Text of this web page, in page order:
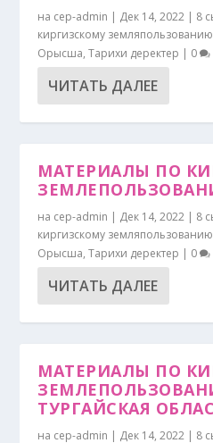
на cep-admin | Дек 14, 2022 | 8
киргизскому
Орысша,Тарихи деректер | 0
ЧИТАТЬ ДАЛЕЕ
МАТЕРИАЛЫ ПО
на cep-admin | Дек 14, 2022 | 8
киргизскому
Орысша,Тарихи деректер | 0
ЧИТАТЬ ДАЛЕЕ
МАТЕРИАЛЫ ПО
ТУРГАЙСКАЯ
на cep-admin | Дек 14, 2022 | 8